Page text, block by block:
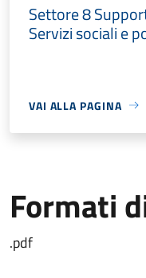
Settore 8
Servizi sociali e
VAI ALLA PAGINA
Formati
.pdf